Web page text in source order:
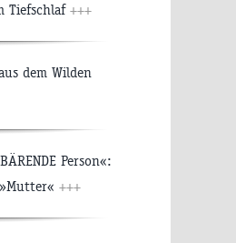
Tiefschlaf +++
dem Wilden
Person«:
+++